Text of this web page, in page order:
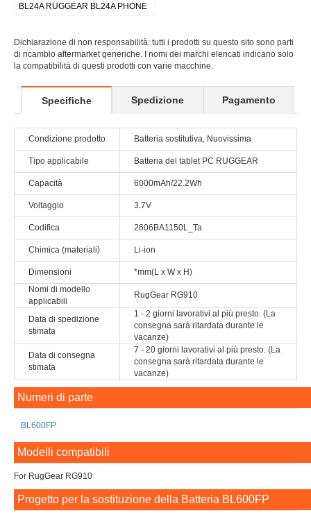
BL24A RUGGEAR BL24A PHONE
Dichiarazione di non responsabilità: tutti i prodotti su questo sito sono parti
di ricambio aftermarket generiche. I nomi dei marchi elencati indicano solo
la compatibilità di questi prodotti con varie macchine.
Specifiche Spedizione Pagamento
Condizione prodotto Batteria sostitutiva, Nuovissima
Tipo applicabile Batteria del tablet PC RUGGEAR
Capacità 6000mAh/22.2Wh
Voltaggio 3.7V
Codifica 2606BA1150L_Ta
Chimica (materiali) Li-ion
Dimensioni
*mm(L x W x H)
Nomi di modello
applicabili
RugGear RG910
Data di spedizione
stimata
1 - 2 giorni lavorativi al più presto. (La
consegna sarà ritardata durante le
vacanze)
Data di consegna
stimata
7 - 20 giorni lavorativi al più presto. (La
consegna sarà ritardata durante le
vacanze)
Numeri di parte
BL600FP
Modelli compatibili
For RugGear RG910
Progetto per la sostituzione della Batteria BL600FP